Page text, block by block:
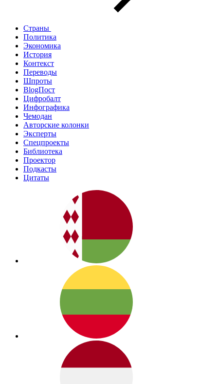
Страны
Политика
Экономика
История
Контекст
Переводы
Шпроты
BlogПост
Цифробалт
Инфографика
Чемодан
Авторские колонки
Эксперты
Спецпроекты
Библиотека
Проектор
Подкасты
Цитаты